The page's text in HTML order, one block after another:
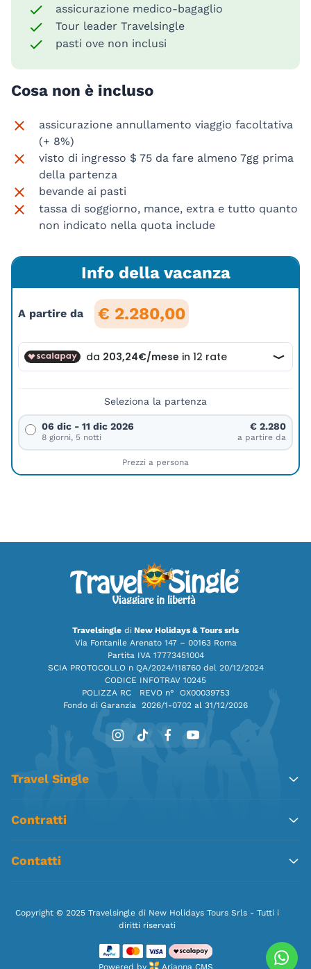
assicurazione medico-bagaglio
Tour leader Travelsingle
pasti ove non inclusi
Cosa non è incluso
assicurazione annullamento viaggio facoltativa
(+ 8%)
visto di ingresso $ 75 da fare almeno 7gg prima
della partenza
bevande ai pasti
tassa di soggiorno, mance, extra e tutto quanto
non indicato nella quota include
Info della vacanza
A partire da € 2.280,00
Seleziona la partenza
06 dic - 11 dic 2026
8 giorni, 5 notti
€ 2.280
a partire da
Prezzi a persona
Travelsingle di New Holidays & Tours srls
Via Fontanile Arenato 147 – 00163 Roma
Partita IVA 17773451004
SCIA PROTOCOLLO n QA/2024/118760 del 20/12/2024
CODICE INFOTRAV 10245
POLIZZA RC REVO n° OX00039753
Fondo di Garanzia 2026/1-0702 al 31/12/2026
Travel Single
Contratti
Contatti
Copyright © 2025 Travelsingle di New Holidays Tours Srls - Tutti i
diritti riservati